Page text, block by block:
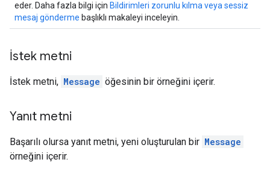
eder. Daha fazla bilgi için Bildirimleri zorunlu kılma veya sessiz
mesaj gönderme başlıklı makaleyi inceleyin.
İstek metni
İstek metni, Message öğesinin bir örneğini içerir.
Yanıt metni
Başarılı olursa yanıt metni, yeni oluşturulan bir Message
örneğini içerir.